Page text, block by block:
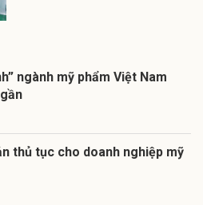
ngành mỹ phẩm Việt Nam
thủ tục cho doanh nghiệp mỹ